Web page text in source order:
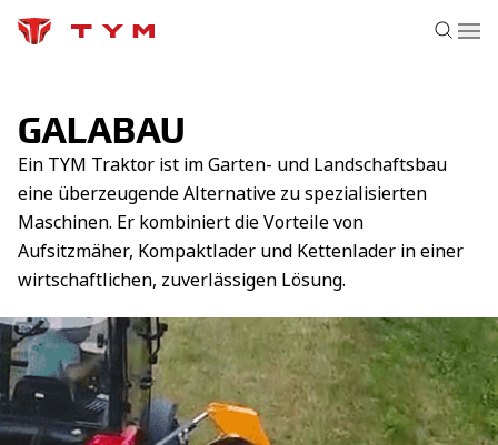
GALABAU
Ein TYM Traktor ist im Garten- und Landschaftsbau
eine überzeugende Alternative zu spezialisierten
Maschinen. Er kombiniert die Vorteile von
Aufsitzmäher, Kompaktlader und Kettenlader in einer
wirtschaftlichen, zuverlässigen Lösung.